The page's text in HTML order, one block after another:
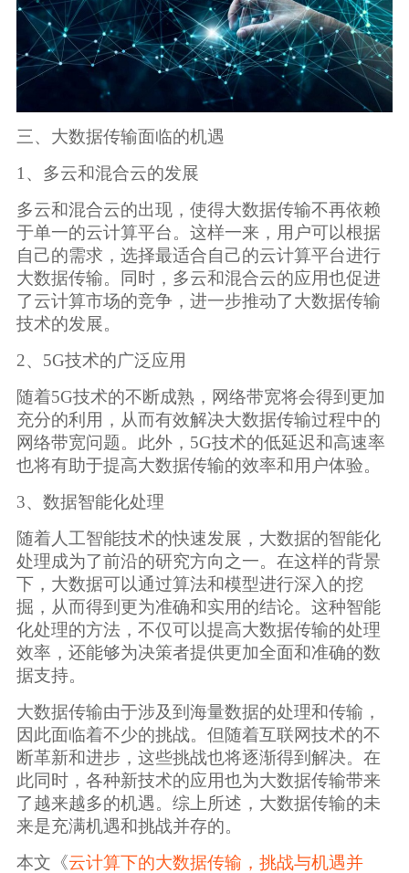
三、大数据传输面临的机遇
1、多云和混合云的发展
多云和混合云的出现，使得大数据传输不再依赖
于单一的云计算平台。这样一来，用户可以根据
自己的需求，选择最适合自己的云计算平台进行
大数据传输。同时，多云和混合云的应用也促进
了云计算市场的竞争，进一步推动了大数据传输
技术的发展。
2、5G技术的广泛应用
随着5G技术的不断成熟，网络带宽将会得到更加
充分的利用，从而有效解决大数据传输过程中的
网络带宽问题。此外，5G技术的低延迟和高速率
也将有助于提高大数据传输的效率和用户体验。
3、数据智能化处理
随着人工智能技术的快速发展，大数据的智能化
处理成为了前沿的研究方向之一。在这样的背景
下，大数据可以通过算法和模型进行深入的挖
掘，从而得到更为准确和实用的结论。这种智能
化处理的方法，不仅可以提高大数据传输的处理
效率，还能够为决策者提供更加全面和准确的数
据支持。
大数据传输由于涉及到海量数据的处理和传输，
因此面临着不少的挑战。但随着互联网技术的不
断革新和进步，这些挑战也将逐渐得到解决。在
此同时，各种新技术的应用也为大数据传输带来
了越来越多的机遇。综上所述，大数据传输的未
来是充满机遇和挑战并存的。
本文《云计算下的大数据传输，挑战与机遇并